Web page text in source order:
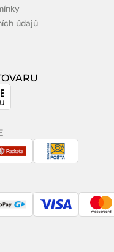
údajů
Packeta
Slovenská
GoPay Visa